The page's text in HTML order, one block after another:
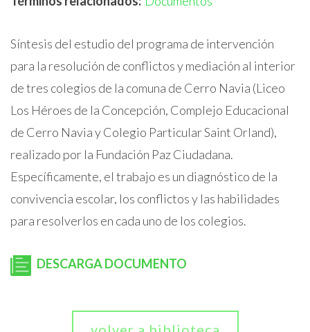
Síntesis del estudio del programa de intervención
para la resolución de conflictos y mediación al interior
de tres colegios de la comuna de Cerro Navia (Liceo
Los Héroes de la Concepción, Complejo Educacional
de Cerro Navia y Colegio Particular Saint Orland),
realizado por la Fundación Paz Ciudadana.
Específicamente, el trabajo es un diagnóstico de la
convivencia escolar, los conflictos y las habilidades
para resolverlos en cada uno de los colegios.
DESCARGA DOCUMENTO